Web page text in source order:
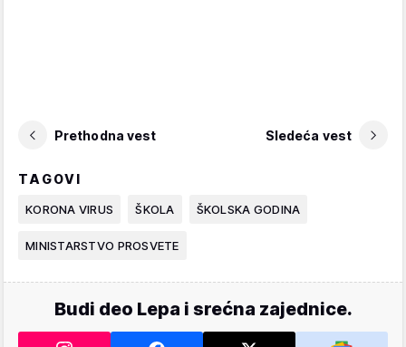
Prethodna vest Sledeća vest
TAGOVI
KORONA VIRUS ŠKOLA ŠKOLSKA GODINA
MINISTARSTVO PROSVETE
Budi deo Lepa i srećna zajednice.